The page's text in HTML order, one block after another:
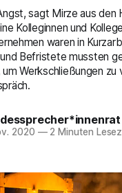
sagt Mirze aus den
Kolleginnen und
waren in
Befristete mussten
Werkschließungen zu
2020 —2 Minuten